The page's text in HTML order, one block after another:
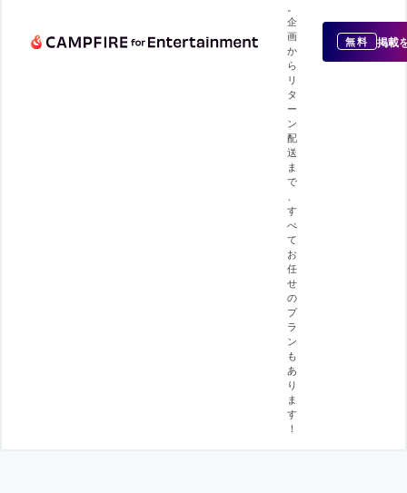
企
画
か
ら
リ
タ
ー
ン
配
送
ま
で
す
べ
て
お
任
せ
の
プ
ラ
ン
も
あ
り
ま
す
！
無料 掲載